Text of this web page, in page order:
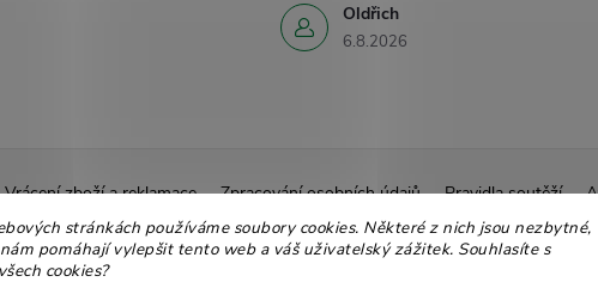
stránkách používáme soubory cookies. Některé z nich jsou nezbytné,
pomáhají vylepšit tento web a váš uživatelský zážitek. Souhlasíte s
cookies?
Oldřich
6.8.2026
Vrácení zboží a reklamace Zpracování osobních údajů Pravidla soutěží
Ekologické balení
Moje objednávka